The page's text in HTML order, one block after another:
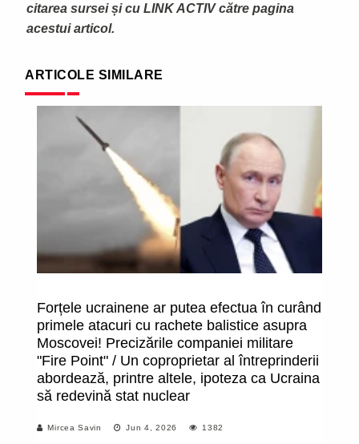
citarea sursei și cu LINK ACTIV către pagina
acestui articol.
ARTICOLE SIMILARE
Forțele ucrainene ar putea efectua în curând
primele atacuri cu rachete balistice asupra
Moscovei! Precizările companiei militare
"Fire Point" / Un coproprietar al întreprinderii
abordează, printre altele, ipoteza ca Ucraina
să redevină stat nuclear
Mircea Savin Jun 4, 2026 1382